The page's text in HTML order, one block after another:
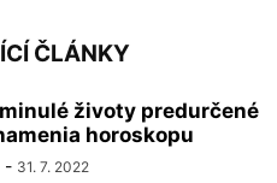
ČLÁNKY
životy predurčené
horoskopu
- 31. 7. 2022